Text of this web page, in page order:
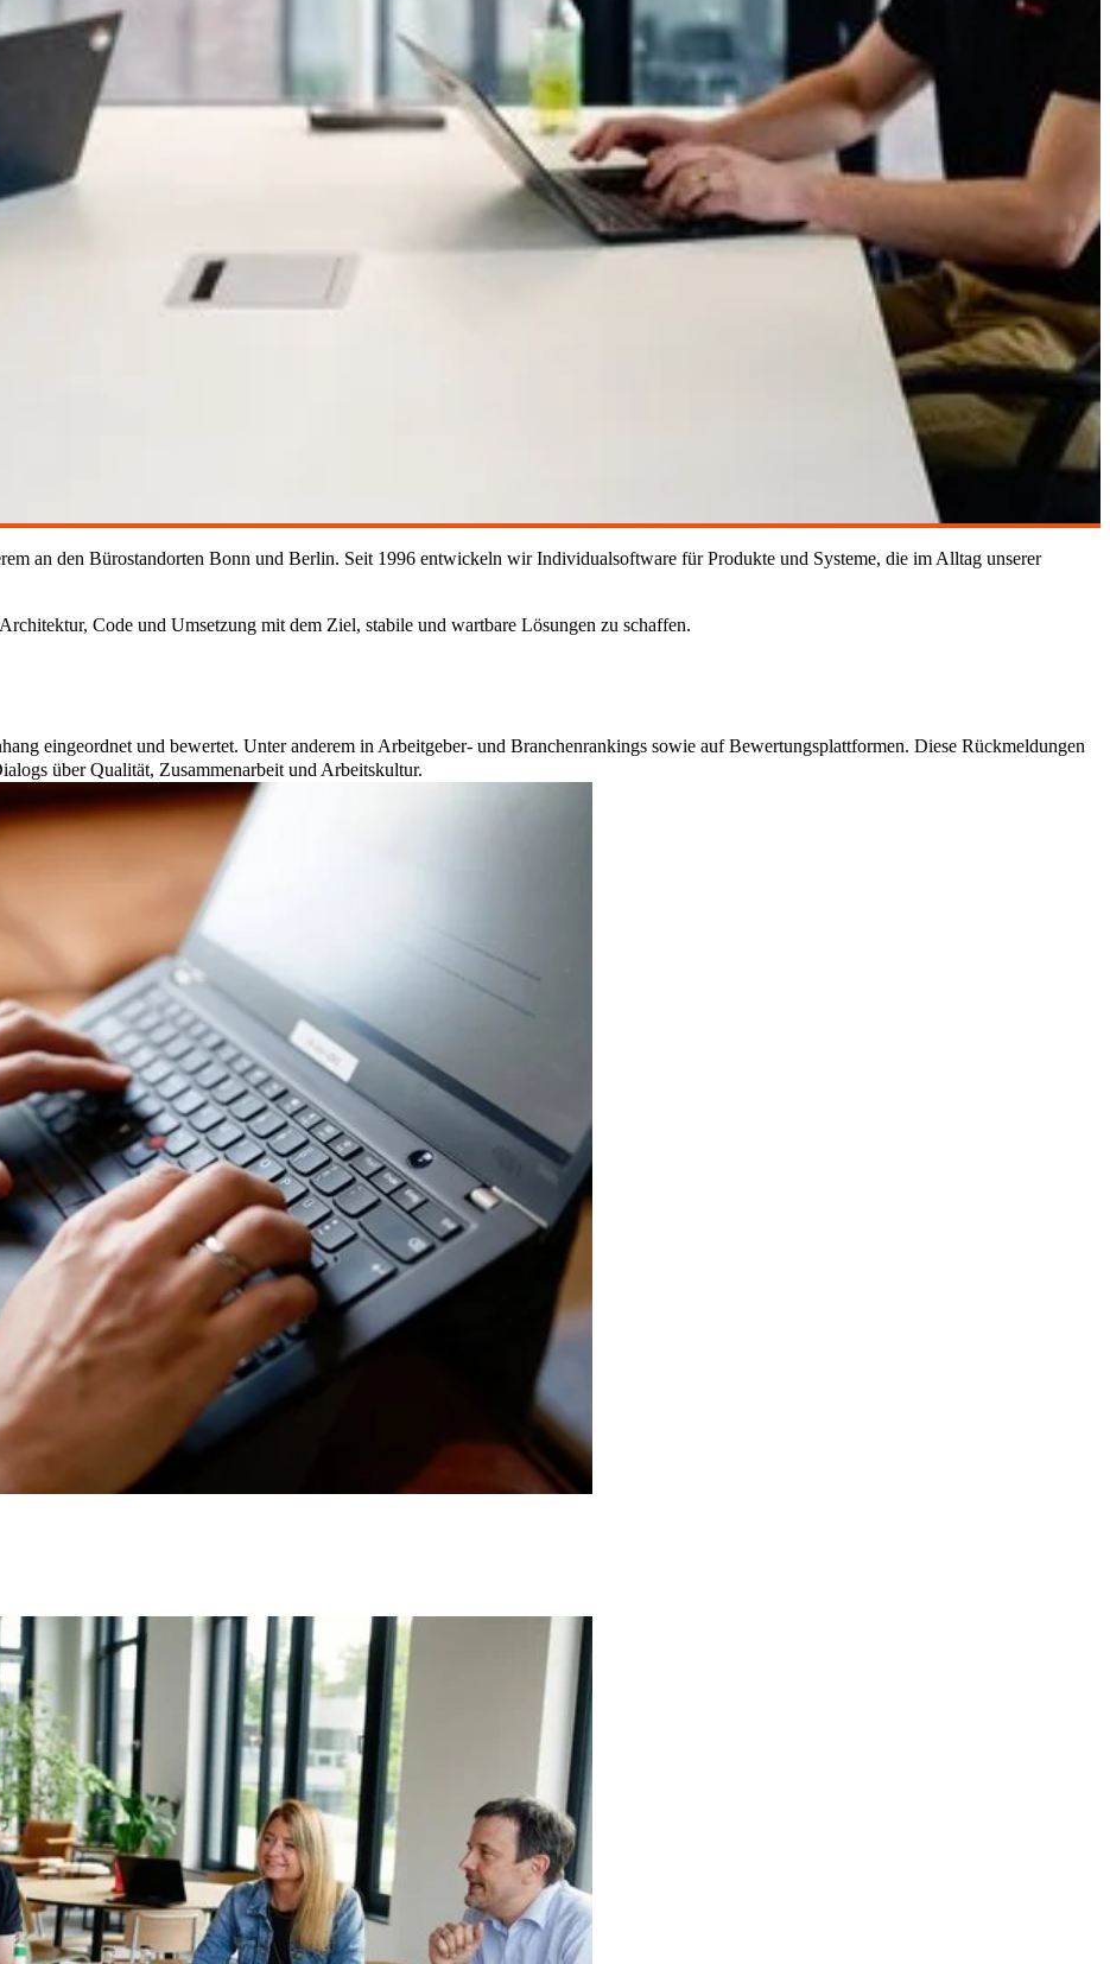
an den Bürostandorten Bonn und Berlin. Seit 1996 entwickeln wir Individualsoftware für Produkte und Systeme, die im Alltag unserer
Code und Umsetzung mit dem Ziel, stabile und wartbare Lösungen zu schaffen.
eingeordnet und bewertet. Unter anderem in Arbeitgeber- und Branchenrankings sowie auf Bewertungsplattformen. Diese Rückmeldungen
über Qualität, Zusammenarbeit und Arbeitskultur.